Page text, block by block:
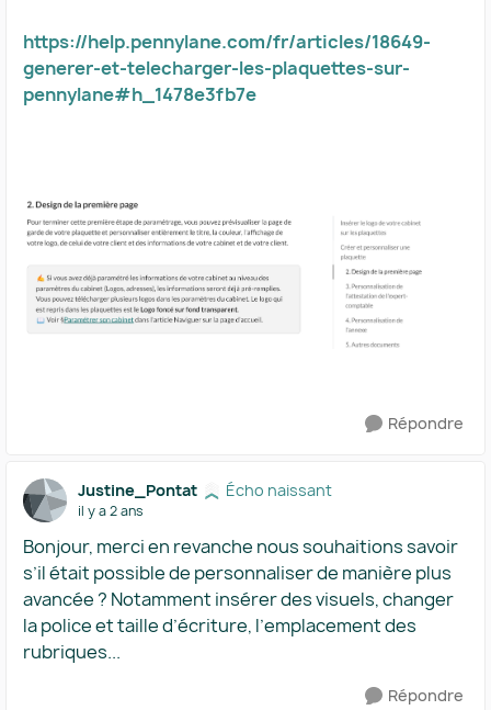
https://help.pennylane.com/fr/articles/18649-
generer-et-telecharger-les-plaquettes-sur-
pennylane#h_1478e3fb7e
Répondre
Justine_Pontat Écho naissant
il y a 2 ans
Bonjour, merci en revanche nous souhaitions savoir
s’il était possible de personnaliser de manière plus
avancée ? Notamment insérer des visuels, changer
la police et taille d’écriture, l’emplacement des
rubriques...
Répondre